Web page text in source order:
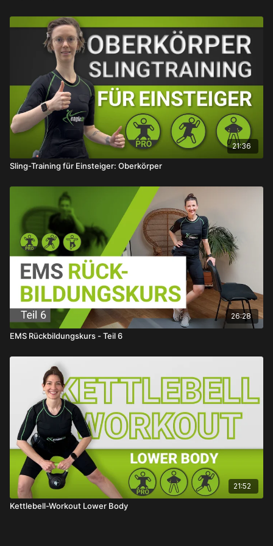
21:36
Sling-Training für Einsteiger: Oberkörper
26:28
EMS Rückbildungskurs - Teil 6
21:52
Kettlebell-Workout Lower Body